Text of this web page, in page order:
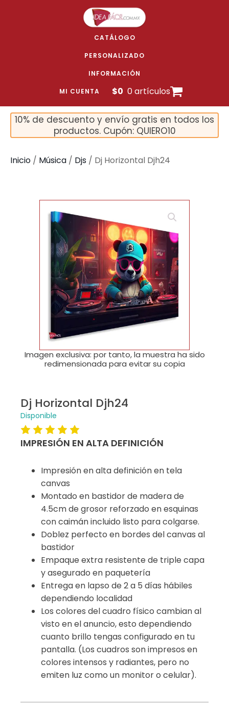
CATÁLOGO
PERSONALIZADO
INFORMACIÓN
MI CUENTA $0 0 artículos
10% de descuento y envío gratis en todos los
productos. Cupón: QUIERO10
Inicio / Música / Djs / Dj Horizontal Djh24
🔍
Imagen exclusiva: por tanto, la muestra ha sido
redimensionada para evitar su copia
Dj Horizontal Djh24
Disponible
IMPRESIÓN EN ALTA DEFINICIÓN
Impresión en alta definición en tela
canvas
Montado en bastidor de madera de
4.5cm de grosor reforzado en esquinas
con caimán incluido listo para colgarse.
Doblez perfecto en bordes del canvas al
bastidor
Empaque extra resistente de triple capa
y asegurado en paquetería
Entrega en lapso de 2 a 5 días hábiles
dependiendo localidad
Los colores del cuadro físico cambian al
visto en el anuncio, esto dependiendo
cuanto brillo tengas configurado en tu
pantalla. (Los cuadros son impresos en
colores intensos y radiantes, pero no
emiten luz como un monitor o celular).